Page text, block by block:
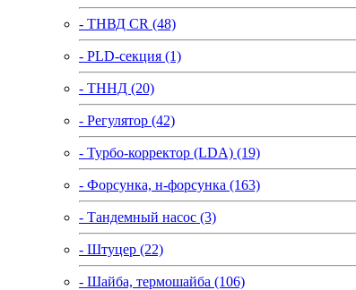
- ТНВД CR (48)
- PLD-секция (1)
- ТННД (20)
- Регулятор (42)
- Турбо-корректор (LDA) (19)
- Форсунка, н-форсунка (163)
- Тандемный насос (3)
- Штуцер (22)
- Шайба, термошайба (106)